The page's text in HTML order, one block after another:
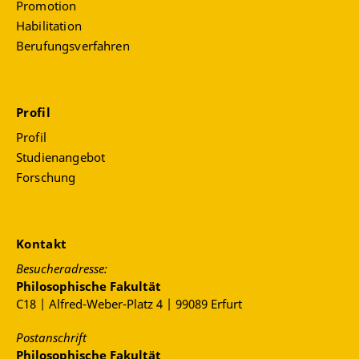
Dohle, M., Arlt, D., Ziegele, M., Jackob, N.,
Engelke, K., Schweiger, W., Klawier, T.,
& Prochazka, F. (2025, Juni). Reasons for trust:
der ICA 2025 Preconference Media, Trust &
Technology, Boulder, USA.
Repräsentation? Soziale Medien und die
Meinungsklimawahrnehmung von
Kommunikation“ (DVPW) und „Politische
Kommunikation“ (SGKM), Innsbruck, Österreich.
Fawzi, N., Obermaier, M., Dohle, M., Steindl, N.,
Arlt, D., Schweiger, W., Ziegele, M., Klawier, T.,
Exploring young media users’ understandings
Promotion
Habilitation
Berufungsverfahren
Profil
Profil
Studienangebot
Forschung
Kontakt
Besucheradresse:
Philosophische Fakultät
C18 | Alfred-Weber-Platz 4 | 99089 Erfurt
Postanschrift
Philosophische Fakultät